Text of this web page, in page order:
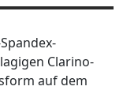
Clarino-
auf dem